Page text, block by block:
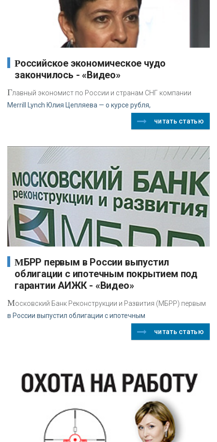
Российское экономическое чудо
закончилось - «Видео»
Главный экономист по России и странам СНГ компании
Merrill Lynch Юлия Цепляева — о курсе рубля,
читать статью
МБРР первым в России выпустил
облигации с ипотечным покрытием под
гарантии АИЖК - «Видео»
Московский Банк Реконструкции и Развития (МБРР) первым
в России выпустил облигации с ипотечным
читать статью